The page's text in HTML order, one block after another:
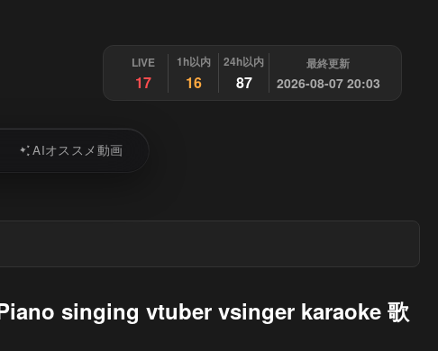
LIVE
17
1h以内
16
24h以内
87
最終更新
2026-08-07 20:03
AIオススメ動画
singing vtuber vsinger karaoke 歌